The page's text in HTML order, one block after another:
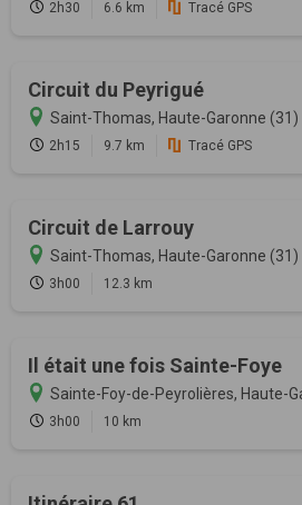
2h30 6.6 km Tracé GPS
Circuit du Peyrigué
Saint-Thomas, Haute-Garonne (31)
2h15 9.7 km Tracé GPS
Circuit de Larrouy
Saint-Thomas, Haute-Garonne (31)
3h00 12.3 km
Il était une fois Sainte-Foye
Sainte-Foy-de-Peyrolières, Haute-
3h00 10 km